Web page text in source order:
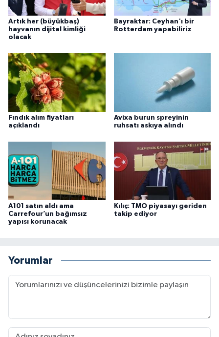
Artık her (büyükbaş)
hayvanın dijital kimliği
olacak
Bayraktar: Ceyhan'ı bir
Rotterdam yapabiliriz
Fındık alım fiyatları
açıklandı
Avixa burun spreyinin
ruhsatı askıya alındı
A101 satın aldı ama
Carrefour’un bağımsız
yapısı korunacak
Kılıç: TMO piyasayı geriden
takip ediyor
Yorumlar